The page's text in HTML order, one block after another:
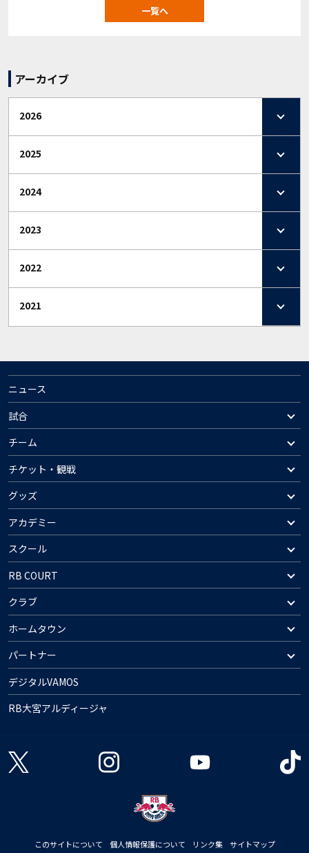
一覧へ
アーカイブ
2026
2025
2024
2023
2022
2021
ニュース
試合
チーム
チケット・観戦
グッズ
アカデミー
スクール
RB COURT
クラブ
ホームタウン
パートナー
デジタルVAMOS
RB大宮アルディージャ
このサイトについて 個人情報保護について リンク集 サイトマップ